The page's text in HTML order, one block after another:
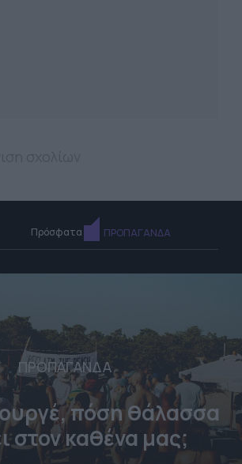
Πρόσφατα ΠΡΟΠΑΓΑΝΔΑ
ΠΡΟΠΑΓΑΝΔΑ
πόση θάλασσα
στον καθένα μας;